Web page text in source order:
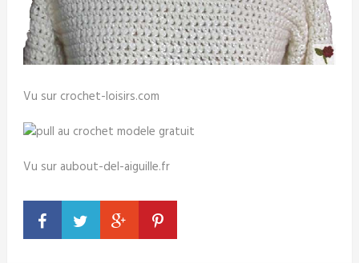
Vu sur crochet-loisirs.com
Vu sur aubout-del-aiguille.fr